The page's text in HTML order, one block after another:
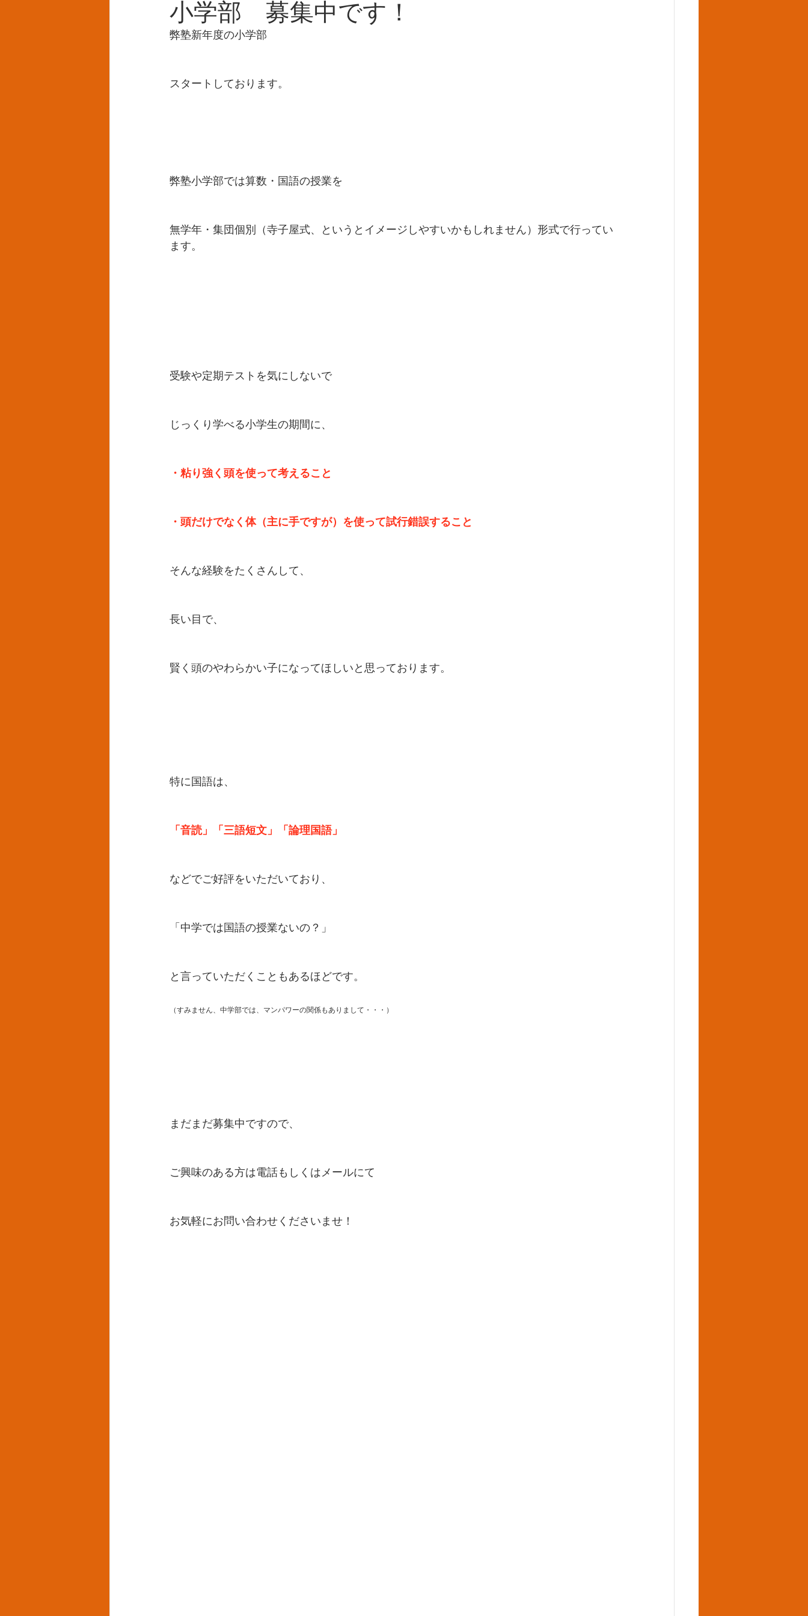
小学部 募集中です！
弊塾新年度の小学部
スタートしております。
弊塾小学部では算数・国語の授業を
無学年・集団個別（寺子屋式、というとイメージしやすいかもしれません）形式で行ってい
ます。
受験や定期テストを気にしないで
じっくり学べる小学生の期間に、
・粘り強く頭を使って考えること
・頭だけでなく体（主に手ですが）を使って試行錯誤すること
そんな経験をたくさんして、
長い目で、
賢く頭のやわらかい子になってほしいと思っております。
特に国語は、
「音読」「三語短文」「論理国語」
などでご好評をいただいており、
「中学では国語の授業ないの？」
と言っていただくこともあるほどです。
（すみません、中学部では、マンパワーの関係もありまして・・・）
まだまだ募集中ですので、
ご興味のある方は電話もしくはメールにて
お気軽にお問い合わせくださいませ！